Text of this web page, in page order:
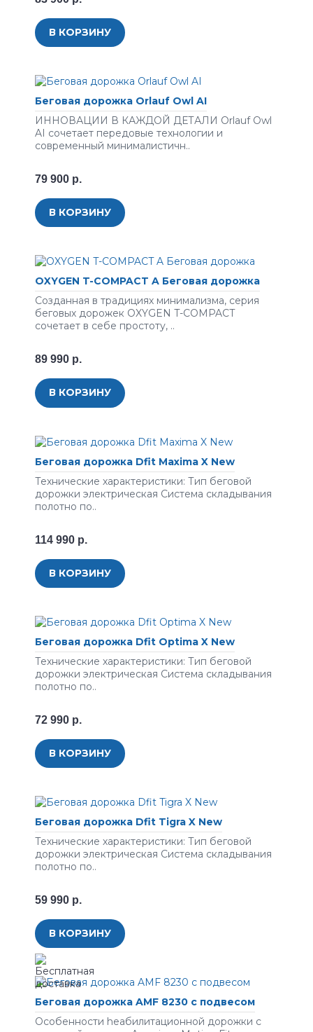
В КОРЗИНУ
Беговая дорожка Orlauf Owl AI
ИННОВАЦИИ В КАЖДОЙ ДЕТАЛИ Orlauf Owl
AI сочетает передовые технологии и
современный минималистичн..
79 900 р.
В КОРЗИНУ
OXYGEN T-COMPACT A Беговая дорожка
Созданная в традициях минимализма, серия
беговых дорожек OXYGEN T-COMPACT
сочетает в себе простоту, ..
89 990 р.
В КОРЗИНУ
Беговая дорожка Dfit Maxima X New
Технические характеристики: Тип беговой
дорожки электрическая Система складывания
полотно по..
114 990 р.
В КОРЗИНУ
Беговая дорожка Dfit Optima X New
Технические характеристики: Тип беговой
дорожки электрическая Система складывания
полотно по..
72 990 р.
В КОРЗИНУ
Беговая дорожка Dfit Tigra X New
Технические характеристики: Тип беговой
дорожки электрическая Система складывания
полотно по..
59 990 р.
В КОРЗИНУ
Беговая дорожка AMF 8230 с подвесом
Особенности hеабилитационной дорожки с